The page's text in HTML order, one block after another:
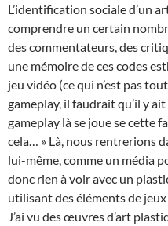
L’identification sociale d’un
comprendre un certain
des commentateurs, des
une mémoire de ces codes
jeu vidéo (ce qui n’est pas
gameplay, il faudrait qu’il y
gameplay là se joue se cette
cela… » Là, nous rentrerions
lui-même, comme un média
donc rien à voir avec un
utilisant des éléments de
J’ai vu des œuvres d’art